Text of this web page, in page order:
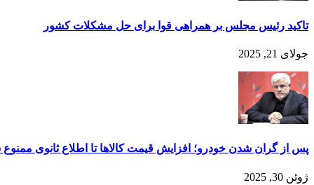
تاکید رئیس مجلس بر همراهی قوا برای حل مشکلات کشور
جولای 21, 2025
پس از گران شدن خودرو؛ افزایش قیمت کالاها تا اطلاع ثانوی
ژوئن 30, 2025